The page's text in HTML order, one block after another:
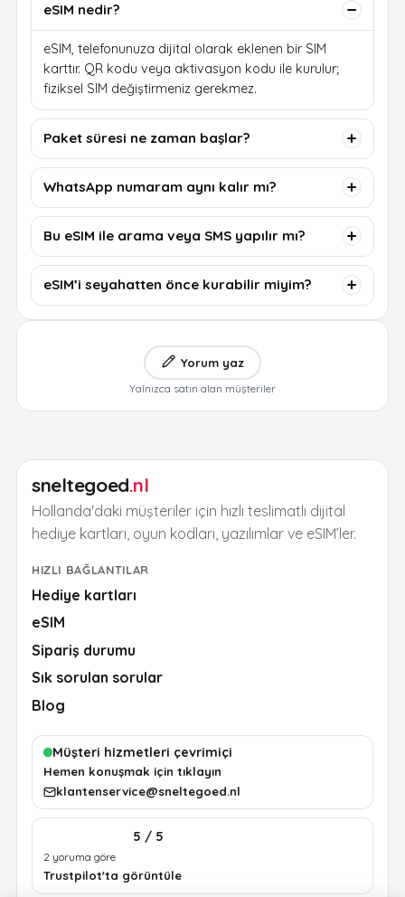
eSIM nedir?
eSIM, telefonunuza dijital olarak eklenen bir SIM
karttır. QR kodu veya aktivasyon kodu ile kurulur;
fiziksel SIM değiştirmeniz gerekmez.
Paket süresi ne zaman başlar?
WhatsApp numaram aynı kalır mı?
Bu eSIM ile arama veya SMS yapılır mı?
eSIM’i seyahatten önce kurabilir miyim?
Yorum yaz
Yalnızca satın alan müşteriler
sneltegoed.nl
Hollanda'daki müşteriler için hızlı teslimatlı dijital
hediye kartları, oyun kodları, yazılımlar ve eSIM’ler.
HIZLI BAĞLANTILAR
Hediye kartları
eSIM
Sipariş durumu
Sık sorulan sorular
Blog
Müşteri hizmetleri çevrimiçi
Hemen konuşmak için tıklayın
klantenservice@sneltegoed.nl
5 / 5
2 yoruma göre
Trustpilot'ta görüntüle